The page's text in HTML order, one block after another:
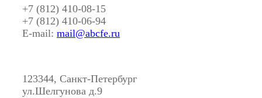
+7 (812) 410-08-15
+7 (812) 410-06-94
E-mail: mail@abcfe.ru
123344, Санкт-Петербург
ул.Шелгунова д.9